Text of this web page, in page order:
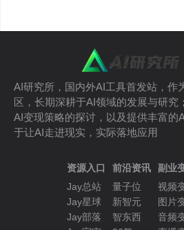
AI研究所，国内外AI工具首发站，作
区，长期深耕于AI领域的发展与研究
AI变现策略的探讨，以及提供丰富的
于让AI走进现实，实际落地应用
资源入口
Jay总站
Jay星球
Jay部落
前沿资讯
量子位
新智元
智东西
副业
视频
图片
音频